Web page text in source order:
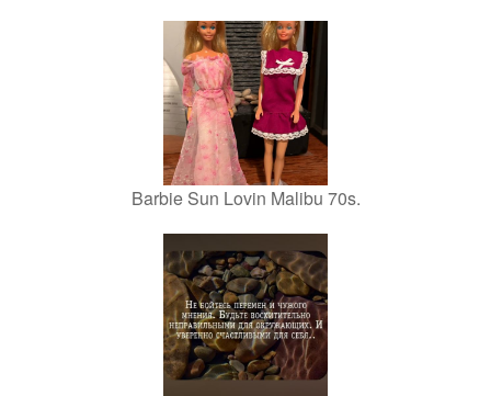
Barbie Sun Lovin Malibu 70s.